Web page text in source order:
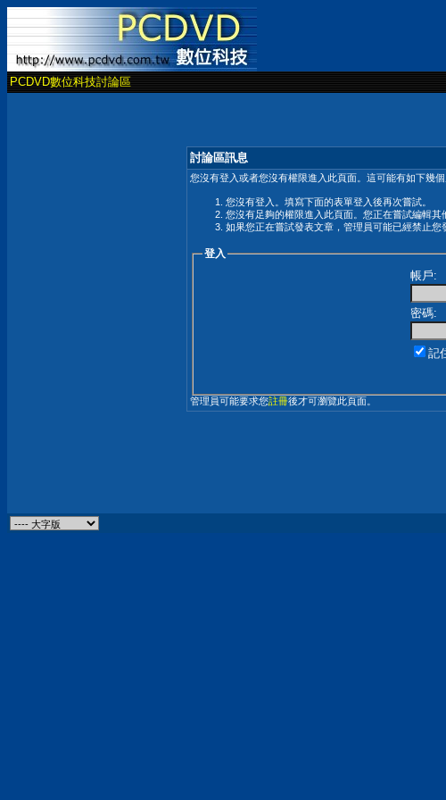
PCDVD數位科技討論區
討論區訊息
您沒有登入或者您沒有權限進入此頁面。這可能有如下幾
您沒有登入。填寫下面的表單登入後再次嘗試。
您沒有足夠的權限進入此頁面。您正在嘗試編輯
如果您正在嘗試發表文章，管理員可能已經禁止您
登入
帳戶:
密碼:
記
管理員可能要求您註冊後才可瀏覽此頁面。